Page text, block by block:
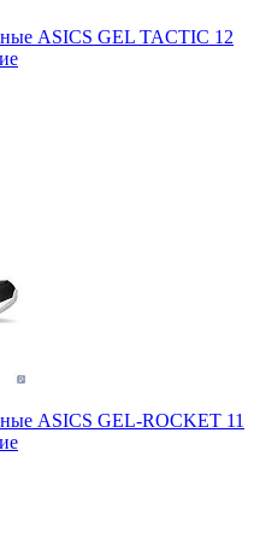
ASICS GEL TACTIC 12
ASICS GEL-ROCKET 11